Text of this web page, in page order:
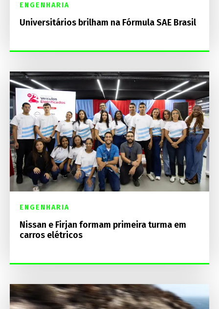
ENGENHARIA
Universitários brilham na Fórmula SAE Brasil
ENGENHARIA
Nissan e Firjan formam primeira turma em
carros elétricos